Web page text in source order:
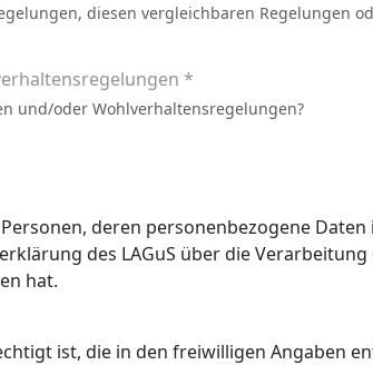
diesen vergleichbaren Regelungen
*
und/oder Wohlverhaltensregelungen?
deren personenbezogene Daten
gegeben hat.
ist, die in den freiwilligen Angaben